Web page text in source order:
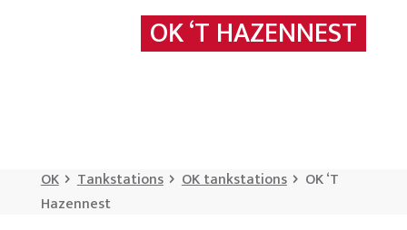
OK ‘T HAZENNEST
OK Tankstations OK tankstations
OK ‘T
Hazennest